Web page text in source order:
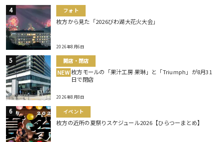
フォト
枚方から見た「2026びわ湖大花火大会」
2026年8月6日
開店・閉店
NEW 枚方モールの「果汁工房 果琳」と「Triumph」が8月31
日で閉店
2026年8月8日
イベント
枚方の近所の夏祭りスケジュール2026【ひらつーまとめ】